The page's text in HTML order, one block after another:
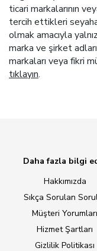
ticari markalarının
tercih ettikleri
olmak amacıyla
marka ve şirket
markaları veya fikri
tıklayın.
Daha fazla bilgi
Hakkımızda
Sıkça Sorulan
Müşteri Yorumları
Hizmet Şartları
Gizlilik Politikası